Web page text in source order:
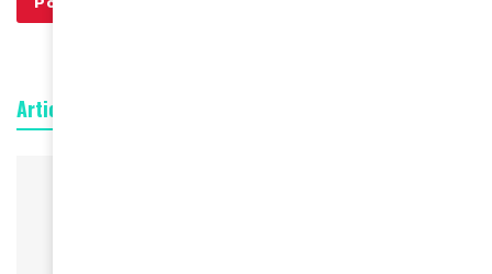
Articles connexes